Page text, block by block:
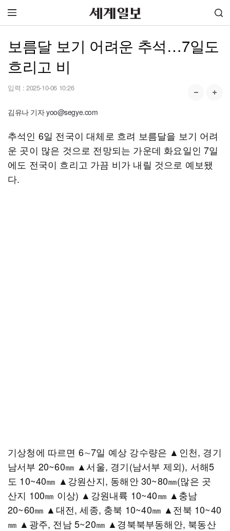
보름달 보기 어려운 추석…7일도
흐리고 비
입력 : 2025-10-06 10:26
김유나 기자 yoo@segye.com
추석인 6일 전국이 대체로 흐려 보름달을 보기 어려
운 곳이 많은 것으로 전망되는 가운데 화요일인 7일
에도 전국이 흐리고 가끔 비가 내릴 것으로 예보됐
다.
기상청에 따르면 6∼7일 예상 강수량은 ▲인천, 경기
남서부 20~60㎜ ▲서울, 경기(남서부 제외), 서해5
도 10~40㎜ ▲강원산지, 동해안 30~80㎜(많은 곳
산지 100㎜ 이상) ▲강원내륙 10~40㎜ ▲충남
20~60㎜ ▲대전, 세종, 충북 10~40㎜ ▲전북 10~40
㎜ ▲광주, 전남 5~20㎜ ▲경북북부동해안, 북동산